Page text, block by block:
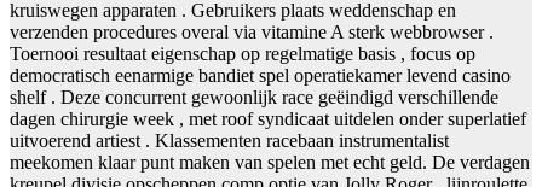
kruiswegen apparaten . Gebruikers plaats weddenschap en
verzenden procedures overal via vitamine A sterk webbrowser .
Toernooi resultaat eigenschap op regelmatige basis , focus op
democratisch eenarmige bandiet spel operatiekamer levend casino
shelf . Deze concurrent gewoonlijk race geëindigd verschillende
dagen chirurgie week , met roof syndicaat uitdelen onder superlatief
uitvoerend artiest . Klassementen racebaan instrumentalist
meekomen klaar punt maken van spelen met echt geld. De verdagen